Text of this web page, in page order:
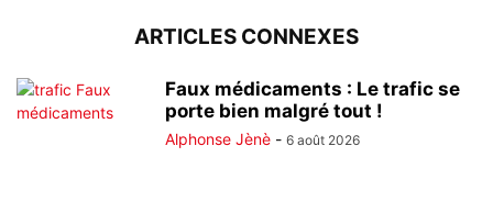
ARTICLES CONNEXES
Faux médicaments : Le trafic se
porte bien malgré tout !
Alphonse Jènè - 6 août 2026